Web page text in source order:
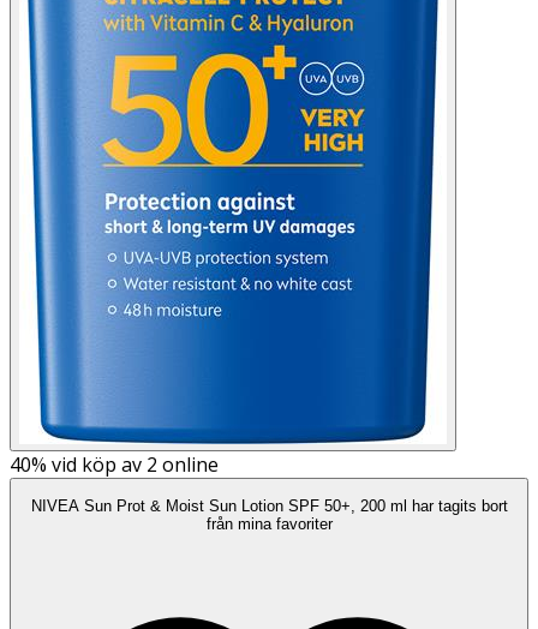
40% vid köp av 2 online
NIVEA Sun Prot & Moist Sun Lotion SPF 50+, 200 ml har tagits bort
från mina favoriter